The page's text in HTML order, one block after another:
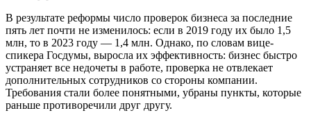
В результате реформы число проверок бизнеса за последние
пять лет почти не изменилось: если в 2019 году их было 1,5
млн, то в 2023 году — 1,4 млн. Однако, по словам вице-
спикера Госдумы, выросла их эффективность: бизнес быстро
устраняет все недочеты в работе, проверка не отвлекает
дополнительных сотрудников со стороны компании.
Требования стали более понятными, убраны пункты, которые
раньше противоречили друг другу.